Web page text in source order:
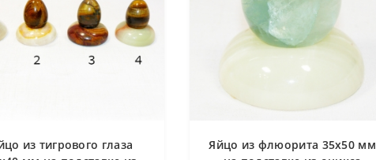
из тигрового глаза
Яйцо из флюорита 35х50 мм